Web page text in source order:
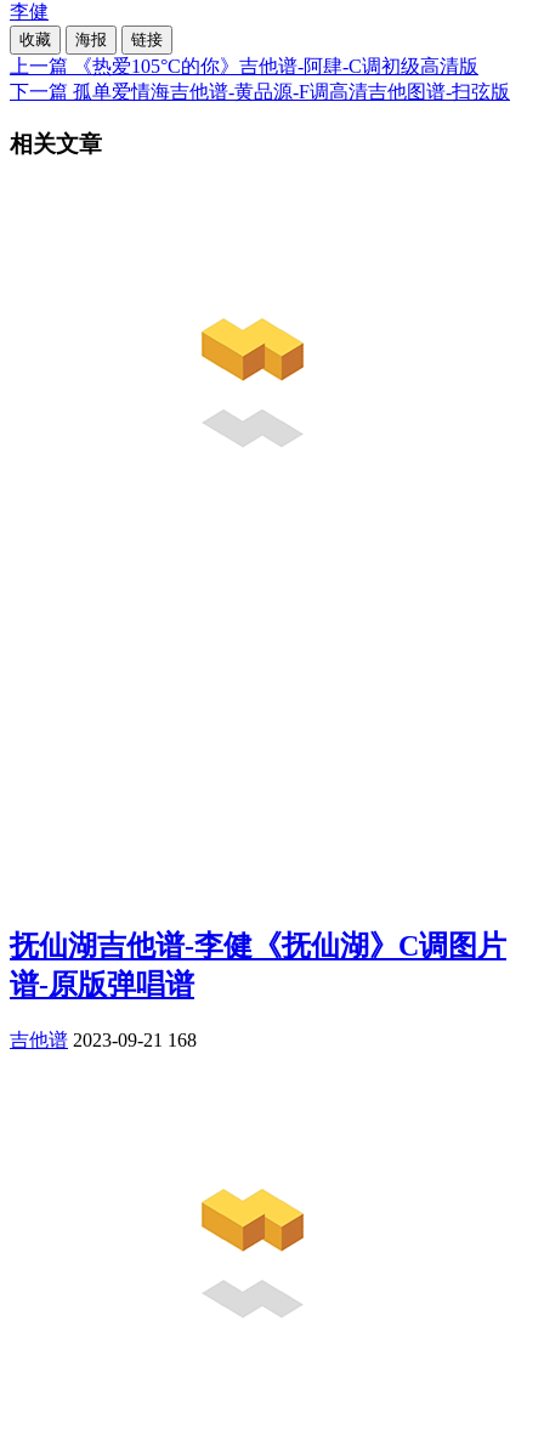
李健
收藏 海报 链接
上一篇
《热爱105°C的你》吉他谱-阿肆-C调初级高清版
下一篇 孤单爱情海吉他谱-黄品源-F调高清吉他图谱-扫弦版
相关文章
抚仙湖吉他谱-李健《抚仙湖》C调图片
谱-原版弹唱谱
吉他谱 2023-09-21 168